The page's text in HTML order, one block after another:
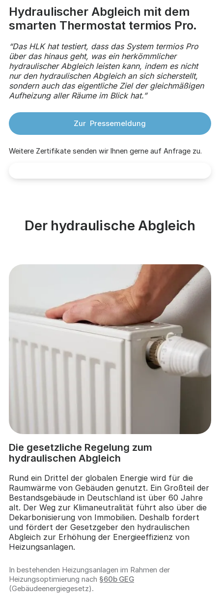
Hydraulischer Abgleich mit dem
smarten Thermostat termios Pro.
“Das HLK hat testiert, dass das System termios Pro
über das hinaus geht, was ein herkömmlicher
hydraulischer Abgleich leisten kann, indem es nicht
nur den hydraulischen Abgleich an sich sicherstellt,
sondern auch das eigentliche Ziel der gleichmäßigen
Aufheizung aller Räume im Blick hat.”
Zur Pressemeldung
Weitere Zertifikate senden wir Ihnen gerne auf Anfrage zu.
Der hydraulische Abgleich
Die gesetzliche Regelung zum
hydraulischen Abgleich
Rund ein Drittel der globalen Energie wird für die
Raumwärme von Gebäuden genutzt. Ein Großteil der
Bestandsgebäude in Deutschland ist über 60 Jahre
alt. Der Weg zur Klimaneutralität führt also über die
Dekarbonisierung von Immobilien. Deshalb fordert
und fördert der Gesetzgeber den hydraulischen
Abgleich zur Erhöhung der Energieeffizienz von
Heizungsanlagen.
In bestehenden Heizungsanlagen im Rahmen der
Heizungsoptimierung nach §60b GEG
(Gebäudeenergiegesetz).